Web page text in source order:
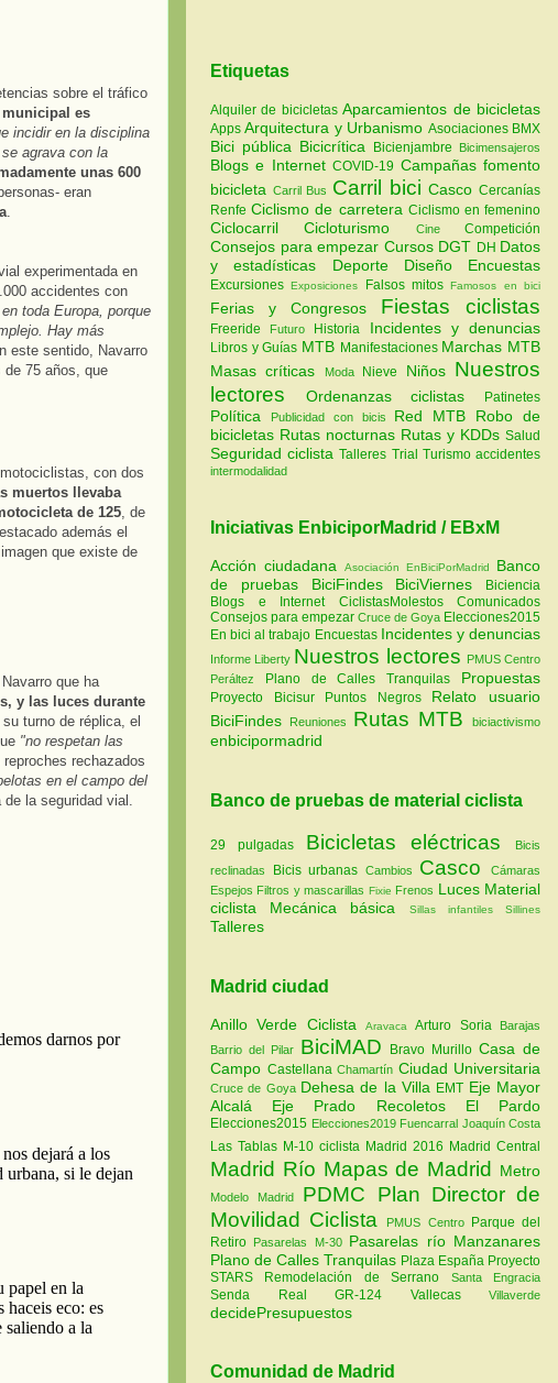
sobre el tráfico
municipal es
incidir en la disciplina
agrava con la
unas 600
eran
experimentada en
accidentes con
toda Europa, porque
Hay más
este sentido, Navarro
de 75 años, que
con dos
muertos llevaba
de 125 , de
además el
que existe de
Navarro que ha
y las luces durante
su turno de réplica, el
"no respetan las
rechazados
en el campo del
la seguridad vial.
Etiquetas
Alquiler de bicicletasAparcamientos de bicicletas
AppsArquitectura y Urbanismo Asociaciones BMX
Bici pública Bicicrítica Bicienjambre Bicimensajeros
Blogs e InternetCOVID-19 Campañas fomento
bicicleta Carril Bus Carril biciCascoCercanías
RenfeCiclismo de carretera Ciclismo en femenino
CiclocarrilCicloturismo CineCompetición
Consejos para empezar Cursos DGT DH Datos
y estadísticas Deporte Diseño Encuestas
ExcursionesExposiciones Falsos mitosFamosos en bici
Ferias y Congresos Fiestas ciclistas
Freeride Futuro Historia Incidentes y denuncias
Libros y Guías MTB Manifestaciones Marchas MTB
Masas críticas
Moda Nieve Niños Nuestros
lectores
Ordenanzas ciclistas Patinetes
Política Publicidad con bicis Red MTB Robo de
bicicletas Rutas nocturnas Rutas y KDDs Salud
Seguridad ciclistaTalleres Trial Turismoaccidentes
intermodalidad
Iniciativas EnbiciporMadrid / EBxM
Acción ciudadana Asociación EnBiciPorMadrid
Banco
de pruebas
BiciFindes BiciViernes
Biciencia
Blogs e Internet
CiclistasMolestos
Comunicados
Consejos para empezar Cruce de Goya Elecciones2015
En bici al trabajo Encuestas Incidentes y denuncias
Informe Liberty Nuestros lectores
PMUS Centro
Peráltez
Plano de Calles Tranquilas Propuestas
Proyecto Bicisur Puntos Negros
Relato usuario
BiciFindes
Reuniones Rutas MTB biciactivismo
enbicipormadrid
Banco de pruebas de material ciclista
29 pulgadas Bicicletas eléctricas
Bicis
reclinadas
Bicis urbanas Cambios Casco
Cámaras
Espejos Filtros y mascarillas Fixie Frenos Luces Material
ciclista
Mecánica básica Sillas infantiles Sillines
Talleres
Madrid ciudad
Anillo Verde Ciclista AravacaArturo Soria
Barajas
Barrio del Pilar BiciMAD Bravo MurilloCasa de
Campo Castellana Chamartín Ciudad Universitaria
Cruce de Goya Dehesa de la Villa EMT Eje Mayor
Alcalá Eje Prado Recoletos El Pardo
Elecciones2015 Elecciones2019 Fuencarral Joaquín Costa
Las Tablas M-10 ciclista Madrid 2016 Madrid Central
Madrid Río Mapas de Madrid Metro
Modelo Madrid PDMC Plan Director de
Movilidad Ciclista
PMUS Centro Parque del
Retiro Pasarelas M-30 Pasarelas río Manzanares
Plano de Calles Tranquilas Plaza España Proyecto
STARS Remodelación de Serrano Santa Engracia
Senda Real GR-124 Vallecas Villaverde
decidePresupuestos
Comunidad de Madrid